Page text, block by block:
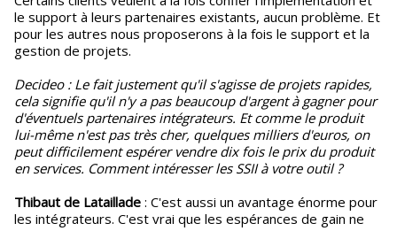
le support à leurs partenaires existants, aucun problème. Et
pour les autres nous proposerons à la fois le support et la
gestion de projets.
Decideo : Le fait justement qu'il s'agisse de projets rapides,
cela signifie qu'il n'y a pas beaucoup d'argent à gagner pour
d'éventuels partenaires intégrateurs. Et comme le produit
lui-même n'est pas très cher, quelques milliers d'euros, on
peut difficilement espérer vendre dix fois le prix du produit
en services. Comment intéresser les SSII à votre outil ?
Thibaut de Lataillade : C'est aussi un avantage énorme pour
les intégrateurs. C'est vrai que les espérances de gain ne